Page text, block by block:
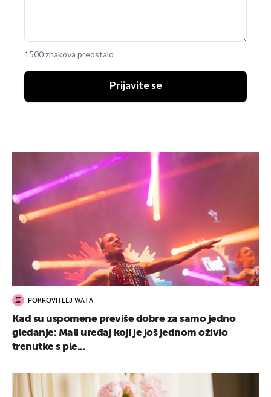
1500 znakova preostalo
Prijavite se
POKROVITELJ WATA
Kad su uspomene previše dobre za samo jedno
gledanje: Mali uređaj koji je još jednom oživio
trenutke s ple...